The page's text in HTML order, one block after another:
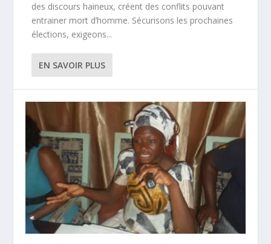
des discours haineux, créent des conflits pouvant
entrainer mort d’homme. Sécurisons les prochaines
élections, exigeons...
EN SAVOIR PLUS